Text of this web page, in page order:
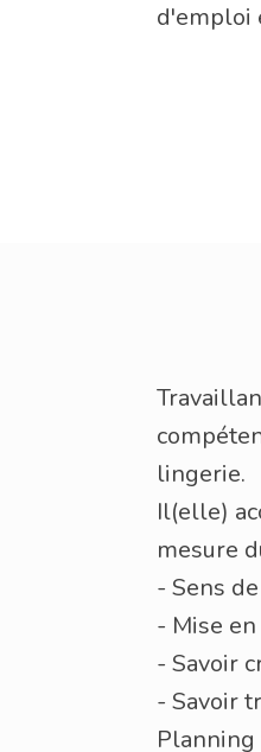
d'emploi
lingerie.
Il(elle)
mesure
- Sens
- Mise
- Savoir
- Savoir